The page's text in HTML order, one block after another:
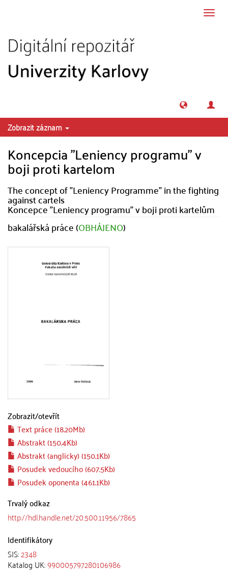
Zobrazit záznam
Koncepcia "Leniency programu" v
boji proti kartelom
The concept of "Leniency Programme" in the fighting
against cartels
Koncepce "Leniency programu" v boji proti kartelům
bakalářská práce (OBHÁJENO)
Zobrazit/otevřít
Text práce (18.20Mb)
Abstrakt (150.4Kb)
Abstrakt (anglicky) (150.1Kb)
Posudek vedoucího (607.5Kb)
Posudek oponenta (461.1Kb)
Trvalý odkaz
http://hdl.handle.net/20.500.11956/7865
Identifikátory
SIS:2348
Katalog UK:990005797280106986